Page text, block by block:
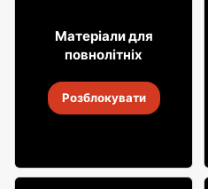
49
Алкогольні напої Soplica
18 серп. 2026
Матеріали для
повнолітніх
Розблокувати